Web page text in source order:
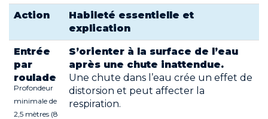
Action
Habileté essentielle et
explication
Entrée
par
roulade
Profondeur
minimale de
2,5 mètres (8
S’orienter à la surface de l’eau
après une chute inattendue.
Une chute dans l’eau crée un effet de
distorsion et peut affecter la
respiration.